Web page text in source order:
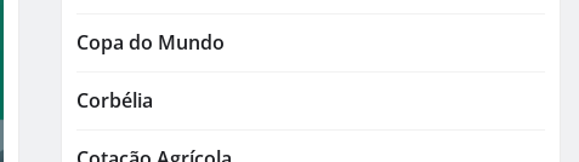
Copa do Mundo
Corbélia